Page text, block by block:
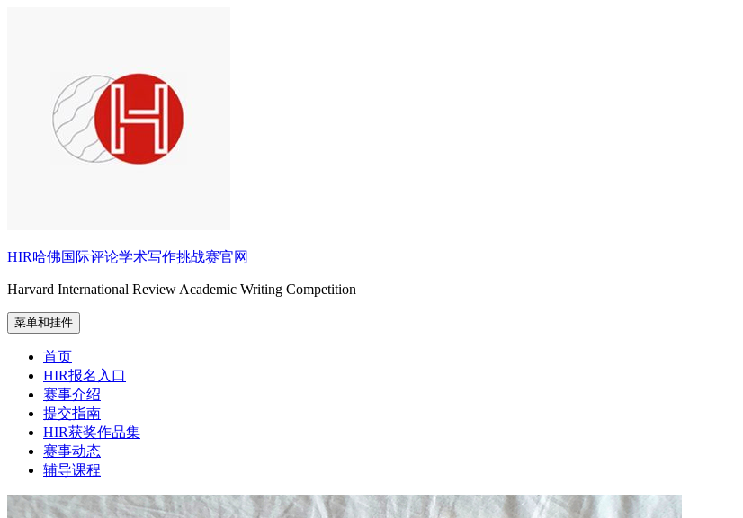
HIR哈佛国际评论学术写作挑战赛官网
Harvard International Review Academic Writing Competition
菜单和挂件
首页
HIR报名入口
赛事介绍
提交指南
HIR获奖作品集
赛事动态
辅导课程